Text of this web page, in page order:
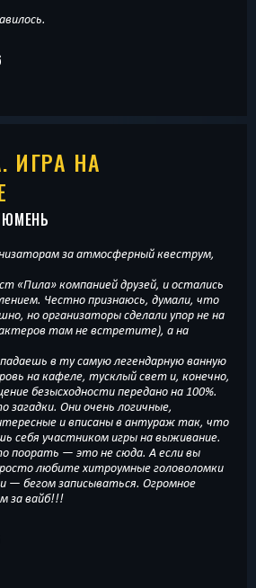
ИГРА НА
за атмосферный квеструм,
«Пила» компанией друзей, и остались
Честно признаюсь, думали, что
но организаторы сделали упор не на
там не встретите), а на
в ту самую легендарную ванную
безысходности передано на 100%.
Они очень логичные,
и вписаны в антураж так, что
себя участником игры на выживание.
любите хитроумные головоломки
— бегом записываться. Огромное
за вайб!!!